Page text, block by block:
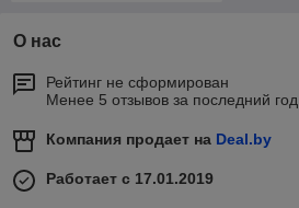
О нас
Рейтинг не сформирован
Менее 5 отзывов за последний год
Компания продает на Deal.by
Работает с 17.01.2019